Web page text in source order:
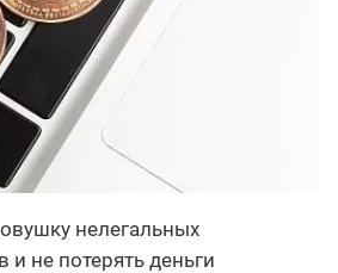
нелегальных
не потерять деньги